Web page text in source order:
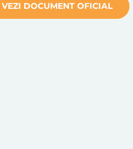
VEZI DOCUMENT OFICIAL